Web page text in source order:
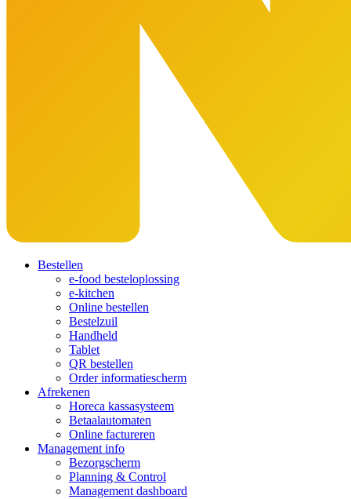
Bestellen
e-food besteloplossing
e-kitchen
Online bestellen
Bestelzuil
Handheld
Tablet
QR bestellen
Order informatiescherm
Afrekenen
Horeca kassasysteem
Betaalautomaten
Online factureren
Management info
Bezorgscherm
Planning & Control
Management dashboard